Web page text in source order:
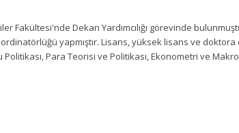
Fakültesi'nde Dekan Yardımcılığı görevinde
yapmıştır. Lisans, yüksek lisans ve
Para Teorisi ve Politikası, Ekonometri ve